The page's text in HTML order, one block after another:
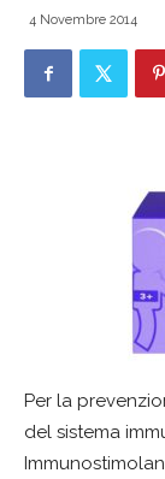
4 Novembre 2014
Per la
del sistema